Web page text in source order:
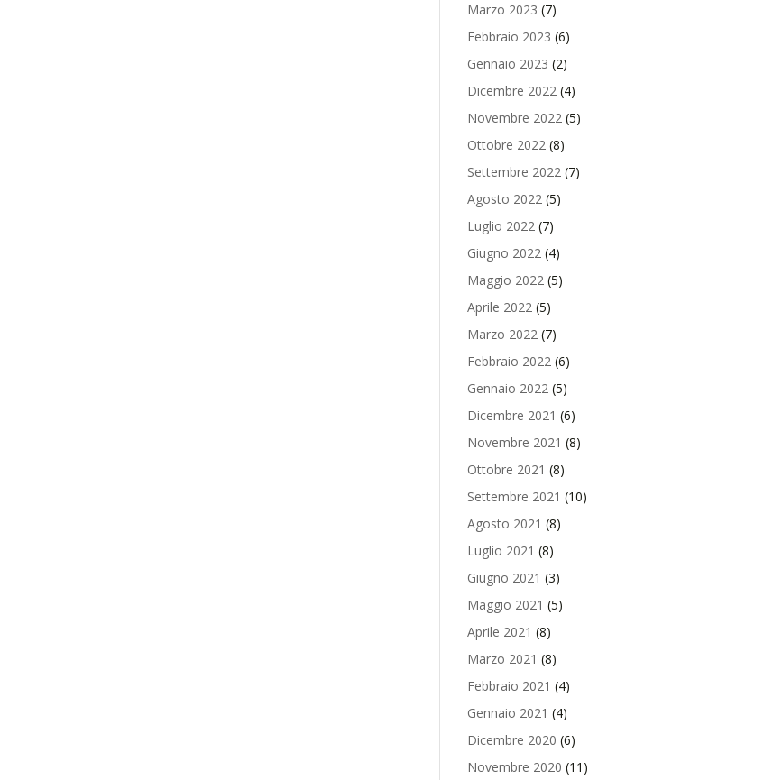
Marzo 2023 (7)
Febbraio 2023 (6)
Gennaio 2023 (2)
Dicembre 2022(4)
Novembre 2022(5)
Ottobre 2022(8)
Settembre 2022(7)
Agosto 2022(5)
Luglio 2022(7)
Giugno 2022(4)
Maggio 2022(5)
Aprile 2022(5)
Marzo 2022(7)
Febbraio 2022(6)
Gennaio 2022(5)
Dicembre 2021 (6)
Novembre 2021 (8)
Ottobre 2021 (8)
Settembre 2021 (10)
Agosto 2021 (8)
Luglio 2021 (8)
Giugno 2021 (3)
Maggio 2021 (5)
Aprile 2021 (8)
Marzo 2021 (8)
Febbraio 2021 (4)
Gennaio 2021 (4)
Dicembre 2020 (6)
Novembre 2020 (11)